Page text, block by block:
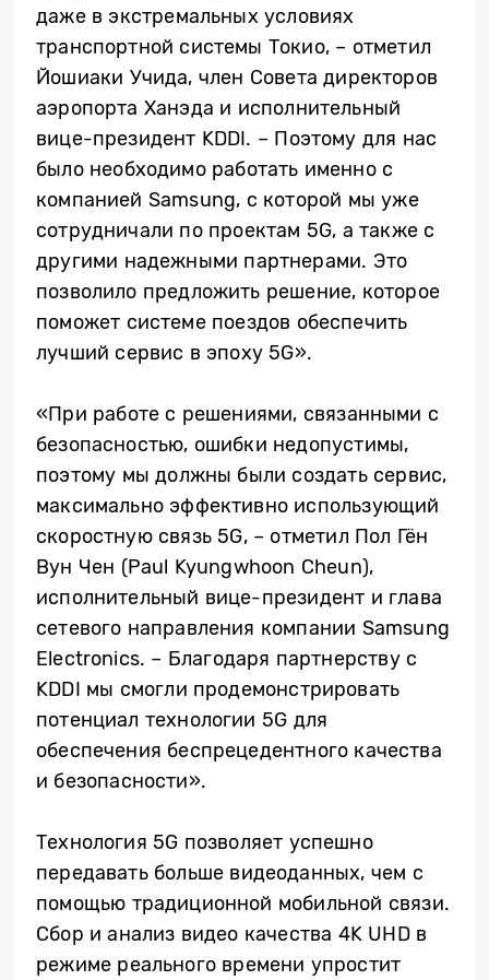
даже в экстремальных условиях
транспортной системы Токио, – отметил
Йошиаки Учида, член Совета директоров
аэропорта Ханэда и исполнительный
вице-президент KDDI. – Поэтому для нас
было необходимо работать именно с
компанией Samsung, с которой мы уже
сотрудничали по проектам 5G, а также с
другими надежными партнерами. Это
позволило предложить решение, которое
поможет системе поездов обеспечить
лучший сервис в эпоху 5G».
«При работе с решениями, связанными с
безопасностью, ошибки недопустимы,
поэтому мы должны были создать сервис,
максимально эффективно использующий
скоростную связь 5G, – отметил Пол Гён
Вун Чен (Paul Kyungwhoon Cheun),
исполнительный вице-президент и глава
сетевого направления компании Samsung
Electronics. – Благодаря партнерству с
KDDI мы смогли продемонстрировать
потенциал технологии 5G для
обеспечения беспрецедентного качества
и безопасности».
Технология 5G позволяет успешно
передавать больше видеоданных, чем с
помощью традиционной мобильной связи.
Сбор и анализ видео качества 4K UHD в
режиме реального времени упростит